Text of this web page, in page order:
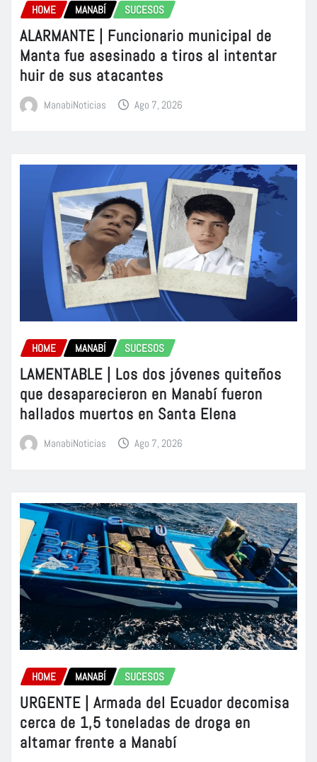
HOME MANABÍ SUCESOS
ALARMANTE | Funcionario municipal de
Manta fue asesinado a tiros al intentar
huir de sus atacantes
ManabiNoticias Ago 7, 2026
HOME MANABÍ SUCESOS
LAMENTABLE | Los dos jóvenes quiteños
que desaparecieron en Manabí fueron
hallados muertos en Santa Elena
ManabiNoticias Ago 7, 2026
HOME MANABÍ SUCESOS
URGENTE | Armada del Ecuador decomisa
cerca de 1,5 toneladas de droga en
altamar frente a Manabí